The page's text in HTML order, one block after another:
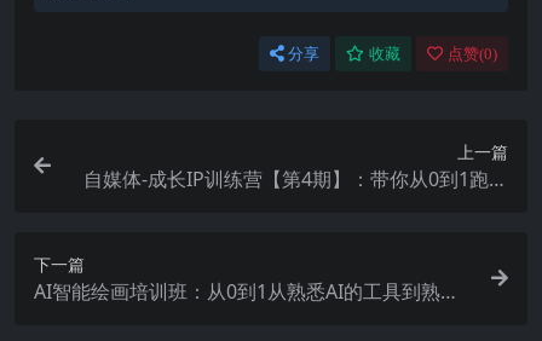
分享 收藏 点赞(0)
上一篇
自媒体-成长IP训练营【第4期】：带你从0到1跑通
下一篇
AI智能绘画培训班：从0到1从熟悉AI的工具到熟练